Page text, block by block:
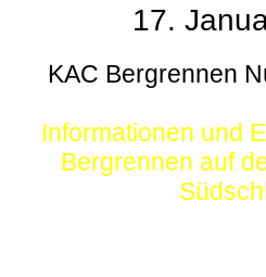
17.
KAC Bergrennen
Informationen und
Bergrennen auf